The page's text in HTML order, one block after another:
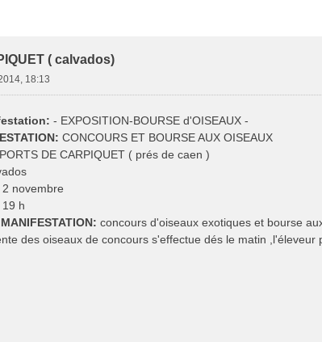
( calvados)
18:13
- EXPOSITION-BOURSE d'OISEAUX -
CONCOURS ET BOURSE AUX OISEAUX
DE CARPIQUET ( prés de caen )
novembre
h
concours d'oiseaux exotiques et bourse
des oiseaux de concours s'effectue dés le matin